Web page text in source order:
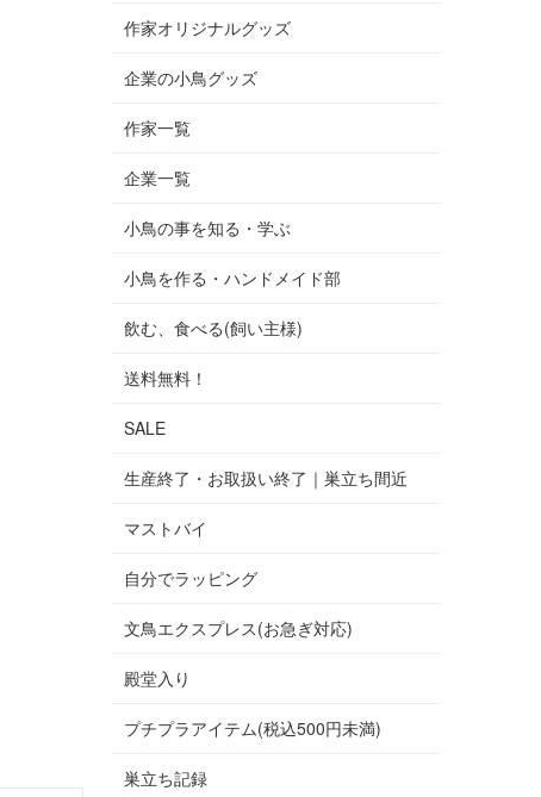
作家オリジナルグッズ
企業の小鳥グッズ
作家一覧
企業一覧
小鳥の事を知る・学ぶ
小鳥を作る・ハンドメイド部
飲む、食べる(飼い主様)
送料無料！
SALE
生産終了・お取扱い終了｜巣立ち間近
マストバイ
自分でラッピング
文鳥エクスプレス(お急ぎ対応)
殿堂入り
プチプラアイテム(税込500円未満)
巣立ち記録